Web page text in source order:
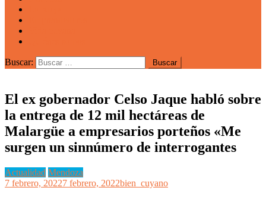
Buscar:
El ex gobernador Celso Jaque habló sobre
la entrega de 12 mil hectáreas de
Malargüe a empresarios porteños «Me
surgen un sinnúmero de interrogantes
Actualidad Mendoza
7 febrero, 20227 febrero, 2022bien_cuyano